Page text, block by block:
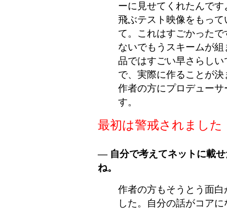
ーに見せてくれたんで
飛ぶテスト映像をもっ
て。これはすごかった
ないでもうスキームが
品ではすごい早さらし
で、実際に作ることが
作者の方にプロデュー
す。
最初は警戒されました
― 自分で考えてネットに載
ね。
作者の方もそうとう面
した。自分の話がコア